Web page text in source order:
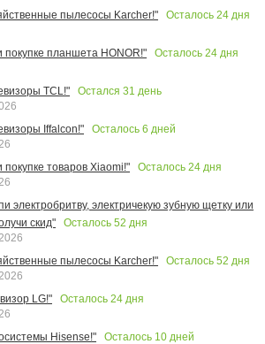
пылесосы Karcher!"
Осталось 24 дня
планшета HONOR!"
Осталось 24 дня
TCL!"
Остался 31 день
Iffalcon!"
Осталось 6 дней
товаров Xiaomi!"
Осталось 24 дня
электробритву, электричекую зубную щетку или
скид"
Осталось 52 дня
пылесосы Karcher!"
Осталось 52 дня
LG!"
Осталось 24 дня
Hisense!"
Осталось 10 дней